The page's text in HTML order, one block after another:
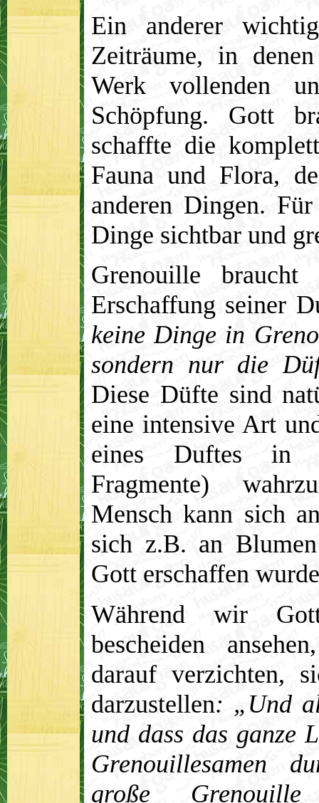
Ein anderer
Zeiträume, in
Werk vollenden
Schöpfung. Gott
schaffte die
Fauna und Flora,
anderen Dingen.
Dinge sichtbar und
Grenouille
Erschaffung seiner
keine Dinge in
sondern nur die
Diese Düfte sind
eine intensive Art
eines Duftes in
Fragmente)
Mensch kann sich
sich z.B. an
Gott erschaffen
Während wir
bescheiden
darauf verzichten,
darzustellen: „Und
und dass das ganze
Grenouillesamen
große Grenouille